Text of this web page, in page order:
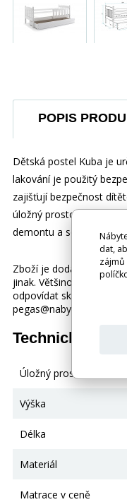
POPIS
Dětská postel Kuba je
lakování je použitý
zajišťují bezpečnost
úložný prostor na
demontu a součástí je
Zboží je dodáváno bez
jinak. Většinou je zboží
odpovídat skutečnosti
pegas@nabytek-
Technické
Úložný prostor
Výška
Délka
Materiál
Matrace v ceně
dat,